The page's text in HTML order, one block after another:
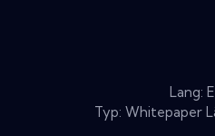
Lang:
Typ: Whitepaper